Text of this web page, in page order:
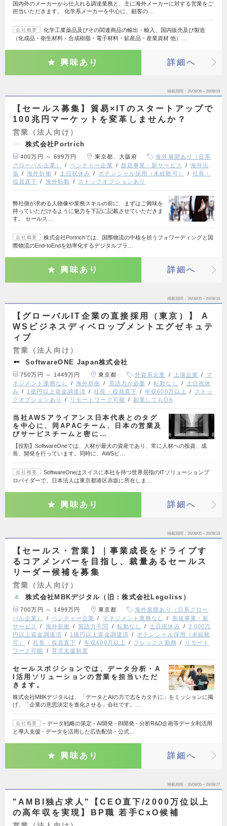
国内外のメーカーから仕入れる調達業務と、主に海外メーカーに対する営業をご
担当いただきます。 化学系メーカーを中心に、顧客の…
会社概要
化学工業薬品及びその関連商品の輸出・輸入、国内販売及び製造
（化成品・衛生材料・合成樹脂・電子材料・鉱産品・産業資材 他）…
興味あり 詳細へ
掲載期間 26/08/06～26/08/19
【セールス募集】貿易×ITのスタートアップで
100兆円マーケットを変革しませんか？
営業（法人向け）
株式会社Portrich
400万円 ～ 699万円 東京都、大阪府
海外展開あり（日系
グローバル企業）
ベンチャー企業 新規事業・新サービス
海外出
張
海外折衝 土日祝休み ポテンシャル採用（未経験可）
社長・
役員直下
海外転勤 ストックオプションあり
弊社側が求める人物像や業務スキルの前に、まずはご興味を
持っていただけるように魅力を下記に記載させていただきま
す。 セールス…
会社概要
株式会社Portrichでは、国際物流の中核を担うフォワーディングと国
際物流のEnd-toEndを効率化するデジタルプラ…
興味あり 詳細へ
掲載期間 26/08/05～26/08/18
【グローバルIT企業の直接採用（東京）】 A
WSビジネスディベロップメントエグゼキュテ
ィブ
営業（法人向け）
SoftwareONE Japan株式会社
750万円 ～ 1449万円 東京都 外資系企業 上場企業
マ
ネジメント業務なし
海外折衝 英語力が必要 転勤なし
土日祝休
み
1億円以上資金調達済 社長・役員直下 年収600万以上
ストッ
クオプションあり
リモートワーク可能 副業してもOK
当社AWSアライアンス日本代表とのタグ
を中心に、同APACチーム、日本の営業及
びサービスチームと密に…
【役割】SoftwareOneでは、人材が最大の資産であり、常に人材への投資、成
長、開発を行っています。同時に、AWSビ…
会社概要
SoftwareOneはスイスに本社を持つ世界屈指のITソリューションプ
ロバイダーで、日本法人は東京都港区赤坂に所在しま…
興味あり 詳細へ
掲載期間 26/08/05～26/08/18
【セールス・営業】｜事業成長をドライブす
るコアメンバーを目指し、裁量あるセールス
リーダー候補を募集
営業（法人向け）
株式会社MBKデジタル（旧：株式会社Legoliss）
700万円 ～ 1499万円 東京都
海外展開あり（日系グロー
バル企業）
ベンチャー企業 マネジメント業務なし
新規事業・新
サービス
海外折衝 英語力不問 転勤なし 土日祝休み
3,000万
円以上資金調達済
1億円以上資金調達済
ポテンシャル採用（未経験
可）
社長・役員直下 年収600万以上 フレックス勤務
リモート
ワーク可能
育児支援制度
セールスポジションでは、データ分析・A
I活用ソリューションの営業を担当いただ
きます。
株式会社MBKデジタルは、「データとAIの力で志をカタチに」をミッションに掲
げ、「企業の意思決定を進化させる」会社です。…
会社概要
- データ戦略の策定 - AI開発 - BI開発 - 分析R&D企画等データ利活用
と導入支援 - データを活用した広告配信・公式…
興味あり 詳細へ
掲載期間 26/08/05～26/08/27
"AMBI独占求人"【CEO直下/2000万位以上
の高年収を実現】BP職 若手CxO候補